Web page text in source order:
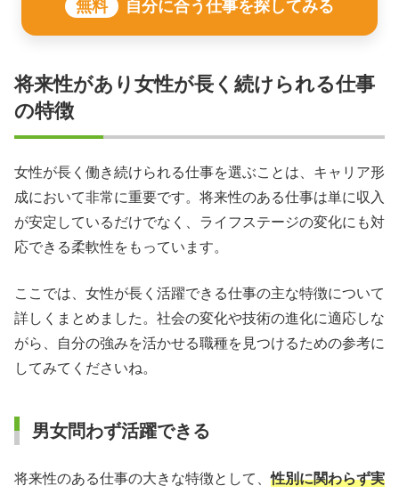
無料 自分に合う仕事を探してみる
将来性があり女性が長く続けられる仕事
の特徴
女性が長く働き続けられる仕事を選ぶことは、キャリア形
成において非常に重要です。将来性のある仕事は単に収入
が安定しているだけでなく、ライフステージの変化にも対
応できる柔軟性をもっています。
ここでは、女性が長く活躍できる仕事の主な特徴について
詳しくまとめました。社会の変化や技術の進化に適応しな
がら、自分の強みを活かせる職種を見つけるための参考に
してみてくださいね。
男女問わず活躍できる
将来性のある仕事の大きな特徴として、性別に関わらず実